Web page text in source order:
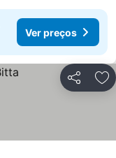
Ver preços
Partilhar